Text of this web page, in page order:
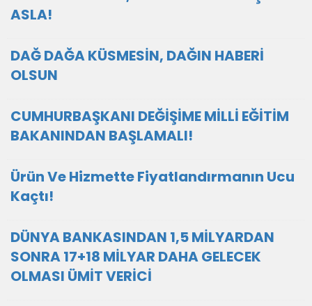
ASLA!
DAĞ DAĞA KÜSMESİN, DAĞIN HABERİ
OLSUN
CUMHURBAŞKANI DEĞİŞİME MİLLİ EĞİTİM
BAKANINDAN BAŞLAMALI!
Ürün Ve Hizmette Fiyatlandırmanın Ucu
Kaçtı!
DÜNYA BANKASINDAN 1,5 MİLYARDAN
SONRA 17+18 MİLYAR DAHA GELECEK
OLMASI ÜMİT VERİCİ